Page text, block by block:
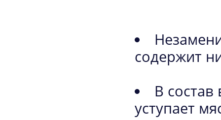
содержит
В состав
уступает